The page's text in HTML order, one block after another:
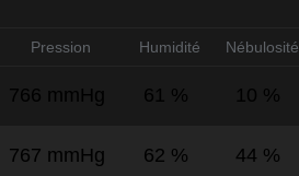
Pression Humidité Nébulosité
766 mmHg 61 % 10 %
767 mmHg 62 % 44 %